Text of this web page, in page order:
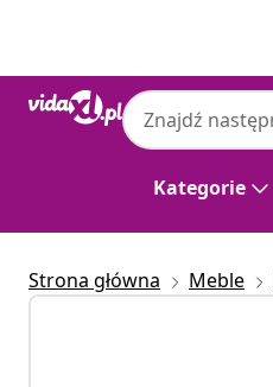
Kategorie
Strona główna Meble